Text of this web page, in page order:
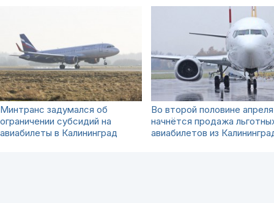
Минтранс задумался об
ограничении субсидий на
авиабилеты в Калининград
Во второй половине апреля
начнётся продажа
авиабилетов из